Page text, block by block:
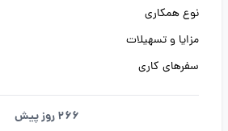
نوع همکاری
مزایا و تسهیلات
سفرهای کاری
266 روز پیش